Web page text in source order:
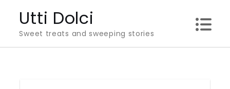
content
Utti Dolci
Sweet treats and sweeping stories